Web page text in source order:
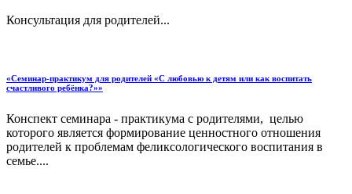
Консультация для родителей...
«Семинар-практикум для родителей «С любовью к детям или как воспитать
счастливого ребёнка?»»
Конспект семинара - практикума с родителями, целью
которого является формирование ценностного отношения
родителей к проблемам феликсологического воспитания в
семье....